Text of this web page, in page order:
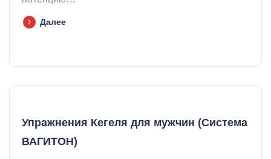
Далее
Упражнения Кегеля для мужчин (Система
ВАГИТОН)